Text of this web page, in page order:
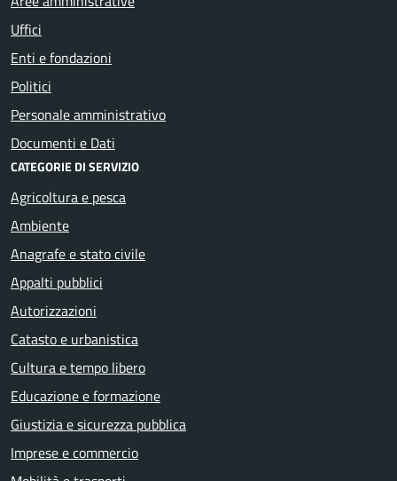
Uffici
Enti e fondazioni
Politici
Personale amministrativo
Documenti e Dati
CATEGORIE DI SERVIZIO
Agricoltura e pesca
Ambiente
Anagrafe e stato civile
Appalti pubblici
Autorizzazioni
Catasto e urbanistica
Cultura e tempo libero
Educazione e formazione
Giustizia e sicurezza pubblica
Imprese e commercio